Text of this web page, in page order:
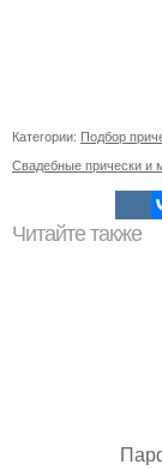
Категории: Подбор
Свадебные прически и
Читайте также